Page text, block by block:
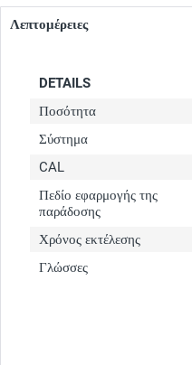
Λεπτομέρειες
DETAILS
Ποσότητα
Σύστημα
CAL
Πεδίο εφαρμογής της
παράδοσης
Χρόνος εκτέλεσης
Γλώσσες